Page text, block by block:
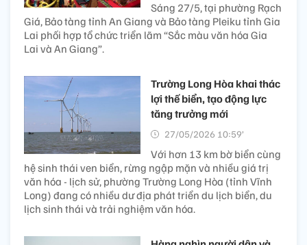
Sáng 27/5, tại phường Rạch
Giá, Bảo tàng tỉnh An Giang và Bảo tàng Pleiku tỉnh Gia
Lai phối hợp tổ chức triển lãm “Sắc màu văn hóa Gia
Lai và An Giang”.
Trường Long Hòa khai thác
lợi thế biển, tạo động lực
tăng trưởng mới
27/05/2026 10:59’
Với hơn 13 km bờ biển cùng
hệ sinh thái ven biển, rừng ngập mặn và nhiều giá trị
văn hóa - lịch sử, phường Trường Long Hòa (tỉnh Vĩnh
Long) đang có nhiều dư địa phát triển du lịch biển, du
lịch sinh thái và trải nghiệm văn hóa.